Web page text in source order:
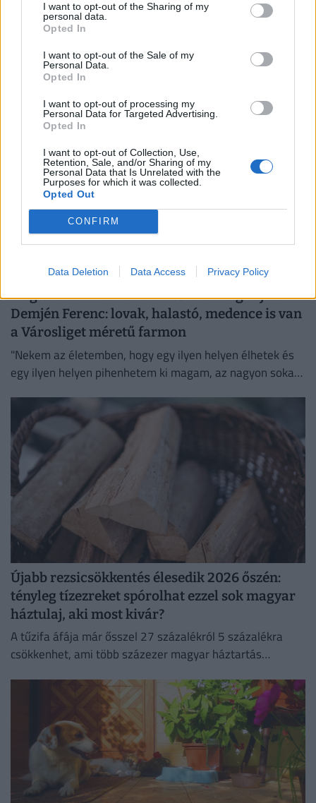
I want to opt-out of the Sharing of my
personal data.
Opted In
I want to opt-out of the Sale of my
Personal Data.
Opted In
I want to opt-out of processing my
Personal Data for Targeted Advertising.
Opted In
I want to opt-out of Collection, Use,
Retention, Sale, and/or Sharing of my
Personal Data that Is Unrelated with the
Purposes for which it was collected.
Opted Out
CONFIRM
Data Deletion Data Access Privacy Policy
Hatalmas fordulat a ingatlanpiacon: ebben a
megyében már olcsóbbak a lakások, mint
tavaly ilyenkor
Bár júliusban még tovább emelkedtek a hirdetési árak, az
mérséklődött.
Megtaláltuk! Ide vonult vissza a világ zajától
Demjén Ferenc: lovak, halastó, medence is van
a Városliget méretű farmon
"Nekem az életemben, hogy egy ilyen helyen élhetek és
egy ilyen helyen pihenhetem ki magam, az nagyon sokat
természetbe."
Újabb rezsicsökkentés élesedik 2026 őszén:
tényleg tízezreket spórolhat ezzel sok magyar
háztulaj, aki most kivár?
A tűzifa áfája már ősszel 27 százalékról 5 százalékra
csökkenhet, ami több százezer magyar háztartás